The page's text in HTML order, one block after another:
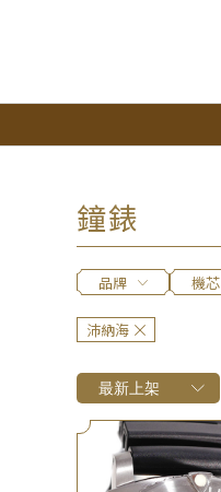
鐘錶
品牌 機芯
沛納海